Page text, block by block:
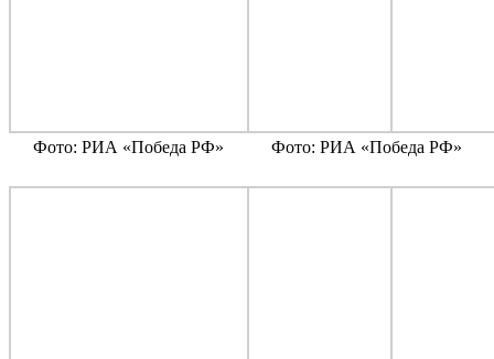
Фото: РИА «Победа РФ» Фото: РИА «Победа РФ»